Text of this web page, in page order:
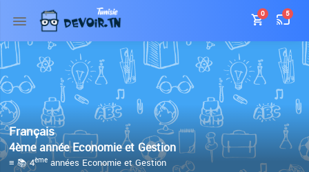
0 5
Français
4ème année Economie et Gestion
≡ 📚 4ème années Economie et Gestion